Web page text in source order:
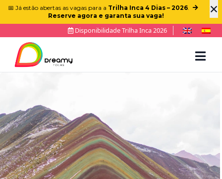
×
📅 Já estão abertas as vagas para a Trilha Inca 4 Dias – 2026.
Reserve agora e garanta sua vaga!
Disponibilidade Trilha Inca 2026